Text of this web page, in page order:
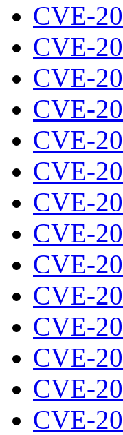
CVE-
CVE-
CVE-
CVE-
CVE-
CVE-
CVE-
CVE-
CVE-
CVE-
CVE-
CVE-
CVE-
CVE-